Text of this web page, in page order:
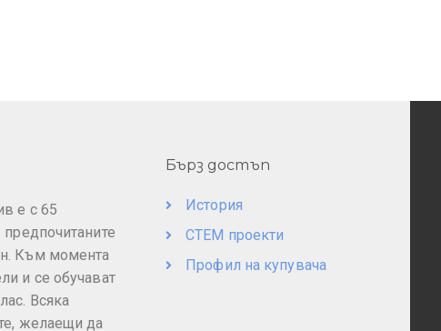
е с 65
Към момента
и се обучават
Всяка
желаещи да
Бърз достъп
История
СТЕМ проекти
Профил на купувача